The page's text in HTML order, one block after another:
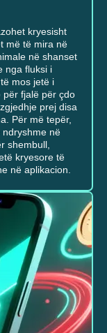
kryesisht
më të mira në
në shanset
nga fluksi i
mos jetë i
për fjalë për çdo
prej disa
Për më tepër,
ndryshme në
shembull,
kryesore të
në aplikacion.